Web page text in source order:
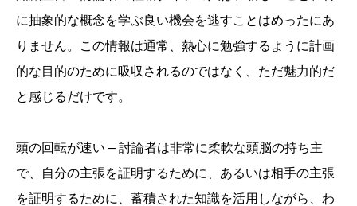
に抽象的な概念を学ぶ良い機会を逃すことはめったにあ
りません。この情報は通常、熱心に勉強するように計画
的な目的のために吸収されるのではなく、ただ魅力的だ
と感じるだけです。
頭の回転が速い – 討論者は非常に柔軟な頭脳の持ち主
で、自分の主張を証明するために、あるいは相手の主張
を証明するために、蓄積された知識を活用しながら、わ